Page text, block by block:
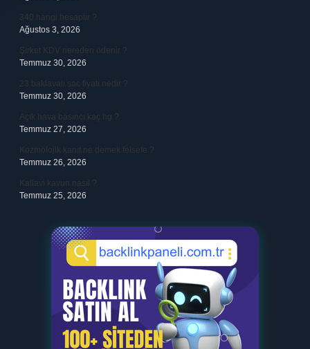
340 hangi hesaptır ?
Ağustos 3, 2026
Şirket KDV nereden ödenir ?
Temmuz 30, 2026
23 baklavalı sac fiyatı nedir ?
Temmuz 30, 2026
Açık hava basıncı kaç hg ?
Temmuz 27, 2026
Kozmolojik kanıt ne demek felsefe ?
Temmuz 26, 2026
Kallavi kavun nasıl ?
Temmuz 25, 2026